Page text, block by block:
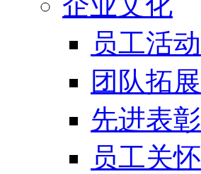
员工活动
团队拓展
先进表彰
员工关怀